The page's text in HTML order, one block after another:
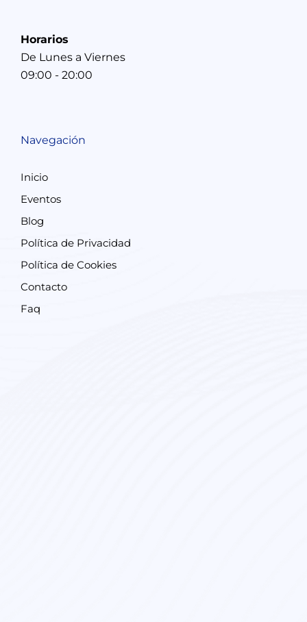
Horarios
De Lunes a Viernes
09:00 - 20:00
Navegación
Inicio
Eventos
Blog
Política de Privacidad
Política de Cookies
Contacto
Faq